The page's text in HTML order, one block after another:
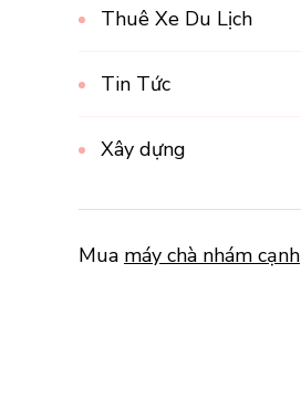
Thuê Xe Du Lịch
Tin Tức
Xây dựng
Mua máy chà nhám cạnh